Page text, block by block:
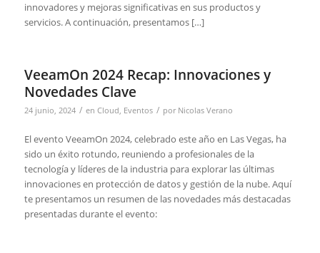
innovadores y mejoras significativas en sus productos y
servicios. A continuación, presentamos […]
VeeamOn 2024 Recap: Innovaciones y
Novedades Clave
24 junio, 2024 / en Cloud, Eventos / por Nicolas Verano
El evento VeeamOn 2024, celebrado este año en Las Vegas, ha
sido un éxito rotundo, reuniendo a profesionales de la
tecnología y líderes de la industria para explorar las últimas
innovaciones en protección de datos y gestión de la nube. Aquí
te presentamos un resumen de las novedades más destacadas
presentadas durante el evento: